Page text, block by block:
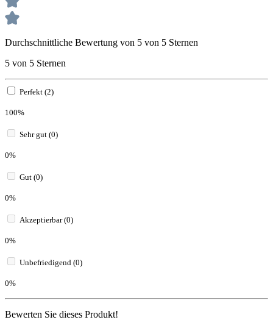
Durchschnittliche Bewertung von 5 von 5 Sternen
5 von 5 Sternen
Perfekt (2)
100%
Sehr gut (0)
0%
Gut (0)
0%
Akzeptierbar (0)
0%
Unbefriedigend (0)
0%
Bewerten Sie dieses Produkt!